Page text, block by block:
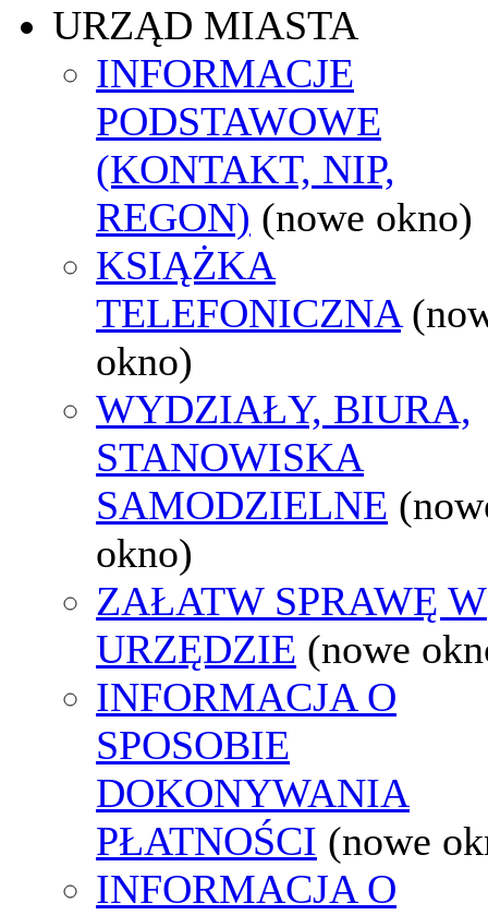
URZĄD MIASTA
INFORMACJE
PODSTAWOWE
(KONTAKT, NIP,
REGON) (nowe okno)
KSIĄŻKA
TELEFONICZNA
okno)
WYDZIAŁY, BIURA,
STANOWISKA
SAMODZIELNE
okno)
ZAŁATW SPRAWĘ W
URZĘDZIE (nowe
INFORMACJA O
SPOSOBIE
DOKONYWANIA
PŁATNOŚCI (nowe
INFORMACJA O